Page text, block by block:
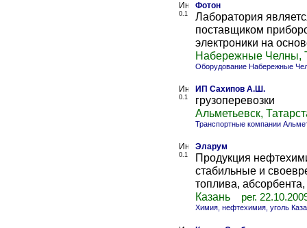
0.1
Фотон
Лаборатория
поставщиком
электроники на
Набережные Челны,
Оборудование Набережные
0.1
ИП Сахипов А.Ш.
грузоперевозки
Альметьевск,
Транспортные компании
0.1
Эларум
Продукция
стабильные и
топлива,
Казань
рег.
Химия, нефтехимия, уголь